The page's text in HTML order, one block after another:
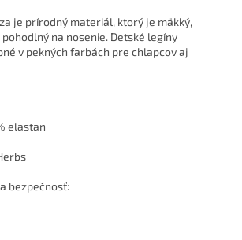
je prírodný materiál, ktorý je mäkký,
na nosenie. Detské legíny
v pekných farbách pre chlapcov aj
elastan
bezpečnosť: